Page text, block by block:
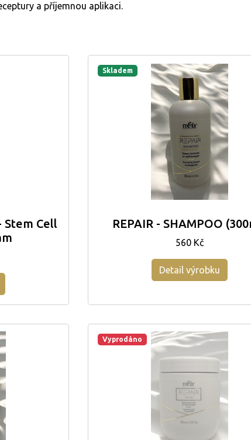
a příjemnou aplikaci.
Stem Cell
Skladem
REPAIR - SHAMPOO
560 Kč
Detail výrobku
Vyprodáno